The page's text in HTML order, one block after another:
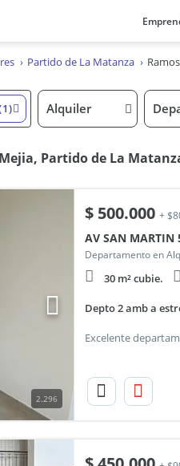
Partido de La Matanza
Alquiler
Partido de La
2.296
$500.000 +
AV SAN MARTIN
Departamento en
30 m² cubie.
Depto 2 amb a